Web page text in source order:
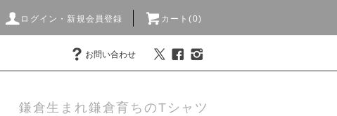
ログイン・新規会員登録 カート(0)
お問い合わせ
鎌倉生まれ鎌倉育ちのTシャツ